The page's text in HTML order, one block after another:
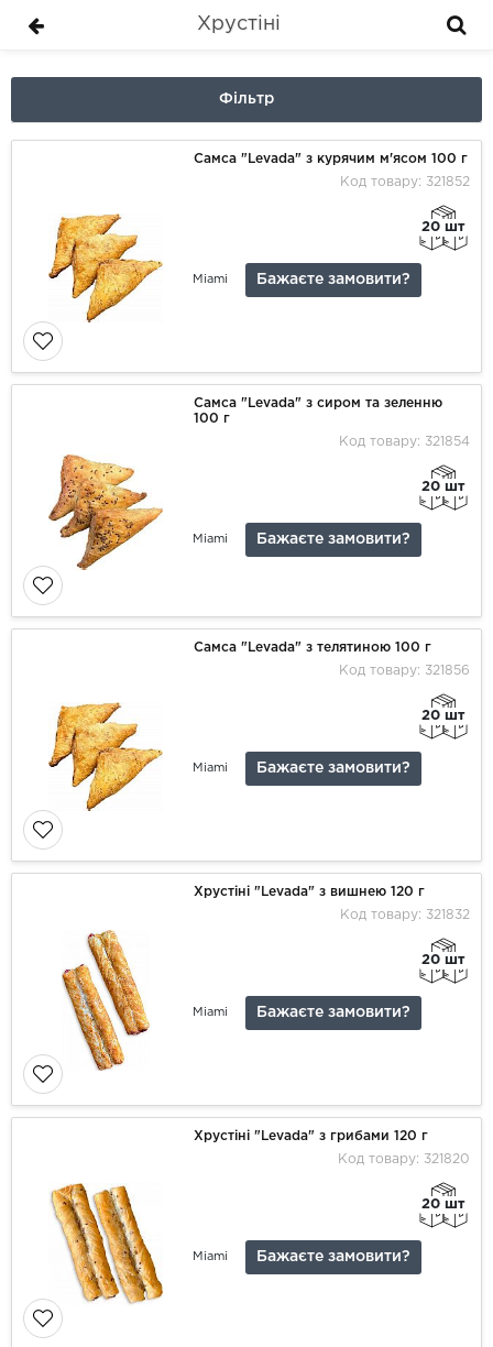
Хрустіні
Фільтр
Самса "Levada" з курячим м'ясом 100 г
Код товару: 321852
20 шт
Miami Бажаєте замовити?
Самса "Levada" з сиром та зеленню
100 г
Код товару: 321854
20 шт
Miami Бажаєте замовити?
Самса "Levada" з телятиною 100 г
Код товару: 321856
20 шт
Miami Бажаєте замовити?
Хрустіні "Levada" з вишнею 120 г
Код товару: 321832
20 шт
Miami Бажаєте замовити?
Хрустіні "Levada" з грибами 120 г
Код товару: 321820
20 шт
Miami Бажаєте замовити?